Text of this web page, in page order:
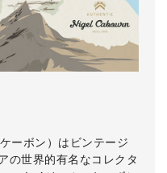
ーボン）はビンテージ
の世界的有名なコレクタ